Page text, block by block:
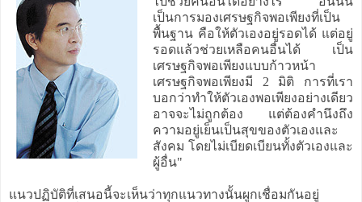
เป็นการมองเศรษฐกิจพอเพียงที่เป็น
พื้นฐาน คือให้ตัวเองอยู่รอดได้ แต่อยู่
รอดแล้วช่วยเหลือคนอื่นได้ เป็น
เศรษฐกิจพอเพียงแบบก้าวหน้า
เศรษฐกิจพอเพียงมี 2 มิติ การที่เรา
บอกว่าทำให้ตัวเองพอเพียงอย่างเดียว
อาจจะไม่ถูกต้อง แต่ต้องคำนึงถึง
ความอยู่เย็นเป็นสุขของตัวเองและ
สังคม โดยไม่เบียดเบียนทั้งตัวเองและ
ผู้อื่น"
แนวปฏิบัติที่เสนอนี้จะเห็นว่าทุกแนวทางนั้นผูกเชื่อมกันอยู่